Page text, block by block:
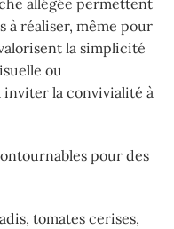
allégée permettent
à réaliser, même pour
la simplicité
ou
inviter la convivialité à
pour des
tomates cerises,